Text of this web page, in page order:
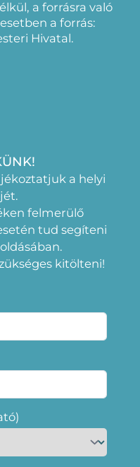
a forrásra való
a forrás:
Hivatal.
a helyi
felmerülő
tud segíteni
kitölteni!